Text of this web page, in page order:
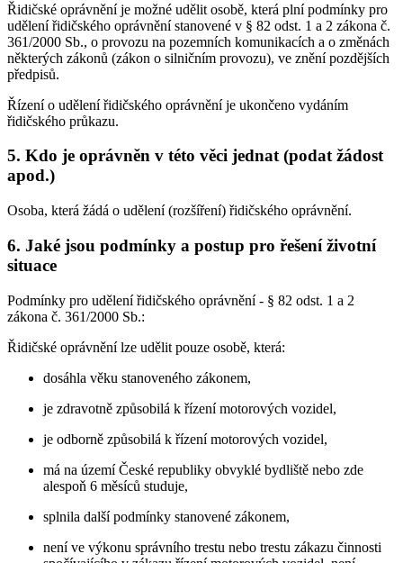
Řidičské oprávnění je možné udělit osobě, která plní podmínky pro
udělení řidičského oprávnění stanovené v § 82 odst. 1 a 2 zákona č.
361/2000 Sb., o provozu na pozemních komunikacích a o změnách
některých zákonů (zákon o silničním provozu), ve znění pozdějších
předpisů.
Řízení o udělení řidičského oprávnění je ukončeno vydáním
řidičského průkazu.
5. Kdo je oprávněn v této věci jednat (podat žádost
apod.)
Osoba, která žádá o udělení (rozšíření) řidičského oprávnění.
6. Jaké jsou podmínky a postup pro řešení životní
situace
Podmínky pro udělení řidičského oprávnění - § 82 odst. 1 a 2
zákona č. 361/2000 Sb.:
Řidičské oprávnění lze udělit pouze osobě, která:
dosáhla věku stanoveného zákonem,
je zdravotně způsobilá k řízení motorových vozidel,
je odborně způsobilá k řízení motorových vozidel,
má na území České republiky obvyklé bydliště nebo zde
alespoň 6 měsíců studuje,
splnila další podmínky stanovené zákonem,
není ve výkonu správního trestu nebo trestu zákazu činnosti